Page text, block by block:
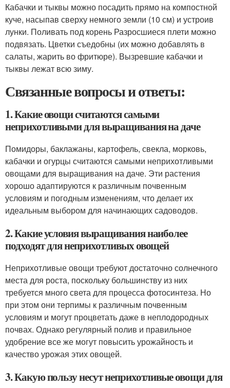
Кабачки и тыквы можно посадить прямо на компостной
куче, насыпав сверху немного земли (10 см) и устроив
лунки. Поливать под корень Разросшиеся плети можно
подвязать. Цветки съедобны (их можно добавлять в
салаты, жарить во фритюре). Вызревшие кабачки и
тыквы лежат всю зиму.
Связанные вопросы и ответы:
1. Какие овощи считаются самыми
неприхотливыми для выращивания на даче
Помидоры, баклажаны, картофель, свекла, морковь,
кабачки и огурцы считаются самыми неприхотливыми
овощами для выращивания на даче. Эти растения
хорошо адаптируются к различным почвенным
условиям и погодным изменениям, что делает их
идеальным выбором для начинающих садоводов.
2. Какие условия выращивания наиболее
подходят для неприхотливых овощей
Неприхотливые овощи требуют достаточно солнечного
места для роста, поскольку большинству из них
требуется много света для процесса фотосинтеза. Но
при этом они терпимы к различным почвенным
условиям и могут процветать даже в неплодородных
почвах. Однако регулярный полив и правильное
удобрение все же могут повысить урожайность и
качество урожая этих овощей.
3. Какую пользу несут неприхотливые овощи для